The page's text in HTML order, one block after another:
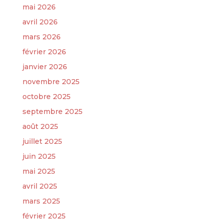
mai 2026
avril 2026
mars 2026
février 2026
janvier 2026
novembre 2025
octobre 2025
septembre 2025
août 2025
juillet 2025
juin 2025
mai 2025
avril 2025
mars 2025
février 2025